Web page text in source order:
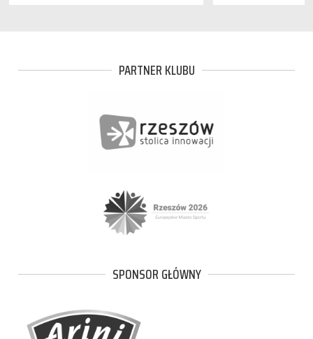
PARTNER KLUBU
SPONSOR GŁÓWNY